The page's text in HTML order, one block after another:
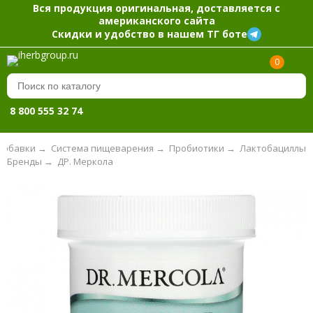
Вся продукция оригинальная, доставляется с
американского сайта
Скидки и удобство в нашем ТГ боте
0
8 800 555 32 74
→ Система пищеварения → Пробиотики → Лактобациллы
ДР. Меркола
Бренды →